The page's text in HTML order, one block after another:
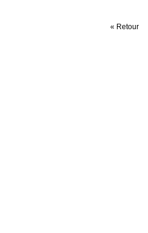
« Retour